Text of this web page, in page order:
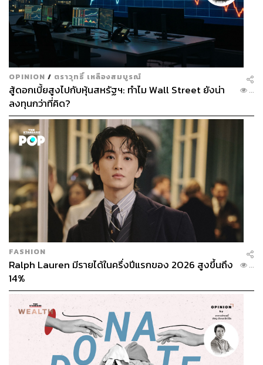
ในส่วนของ Data Privacy เอกนิติยืนยันว่า ระบบ KLR Plus
เป็น “ระบบปิด” ข้อมูลธุรกรรมจะไม่ถูกส่งให้กรมสรรพากร
และการเสียภาษียังคงเป็น “หน้าที่ของประชาชน” หากมีราย
ได้เกินเกณฑ์ประมาณ 500,000 บาทต่อปี.
หนี้ครัวเรือน: แก้ด้วย AMC อย่างเข้าใจความจริง
ปัญหา หนี้ครัวเรือนสูง คือ “ห่วงโซ่” ที่ฉุดรั้งการบริโภคของ
ประเทศให้ชะลอตัว เอกนิติเลือกใช้กลไก AMC (Asset
Management Company) ที่มีอยู่แล้วในระบบ เช่น SAM และ
BAM เข้ามาช่วยฟื้นฟูแหล่งเงินทุนมาจากกองทุนฟื้นฟูฯ
(FIDF) ประมาณ 26,000 ล้านบาท เพื่อนำมาซื้อหนี้เสียราย
ย่อยจากธนาคารพาณิชย์ ในราคาที่หักหลังตั้งสำรองแล้ว
(เหลือมูลค่าประมาณ 40%)
กระบวนการฟื้นฟูหนี้:
ยืดอายุหนี้ และตัดต้นเงิน เพื่อให้ลูกหนี้มีภาระผ่อนที่เบา
ลง
กำหนด Cut-Off Date ชัดเจน เพื่อป้องกันไม่ให้เกิด
Moral Hazard หรือพฤติกรรมตั้งใจเป็นหนี้ใหม่เพื่อรอ
การช่วยเหลือ
โฟกัสที่ลูกหนี้รายย่อยวงเงินเล็ก ไม่เกิน 100,000 บาท
ซึ่งมีมากกว่าล้านรายในระบบธนาคาร
OPINION / ตราวุทธิ์ เหลืองสมบูรณ์
สู้ดอกเบี้ยสูงไปกับหุ้นสหรัฐฯ: ทำไม Wall Street ยังน่า
ลงทุนกว่าที่คิด?
...
FASHION
Ralph Lauren มีรายได้ในครึ่งปีแรกของ 2026 สูงขึ้นถึง
14%
...